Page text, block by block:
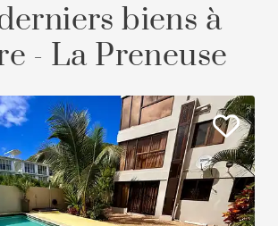
biens à
- La Preneuse